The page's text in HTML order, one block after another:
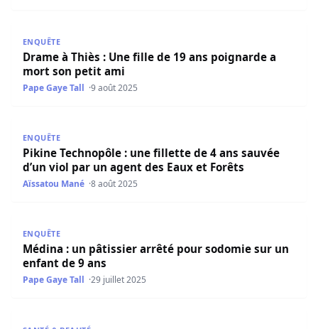
ENQUÊTE
Drame à Thiès : Une fille de 19 ans poignarde a
mort son petit ami
Pape Gaye Tall 9 août 2025
ENQUÊTE
Pikine Technopôle : une fillette de 4 ans sauvée
d’un viol par un agent des Eaux et Forêts
Aïssatou Mané 8 août 2025
ENQUÊTE
​Médina : un pâtissier arrêté pour sodomie sur un
enfant de 9 ans
Pape Gaye Tall 29 juillet 2025